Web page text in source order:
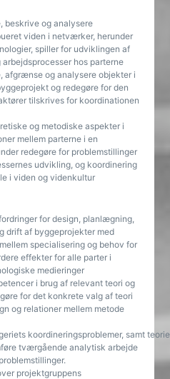
beskrive og analysere
viden i netværker, herunder
spiller for udviklingen af
hos parterne
afgrænse og analysere objekter i
og redegøre for den
tilskrives for koordinationen
og metodiske aspekter i
mellem parterne i en
redegøre for problemstillinger
udvikling, og koordinering
i viden og videnkultur
for design, planlægning,
drift af byggeprojekter med
specialisering og behov for
effekter for alle parter i
medieringer
i brug af relevant teori og
for det konkrete valg af teori
og relationer mellem metode
koordineringsproblemer, samt
tværgående analytisk arbejde
projektgruppens